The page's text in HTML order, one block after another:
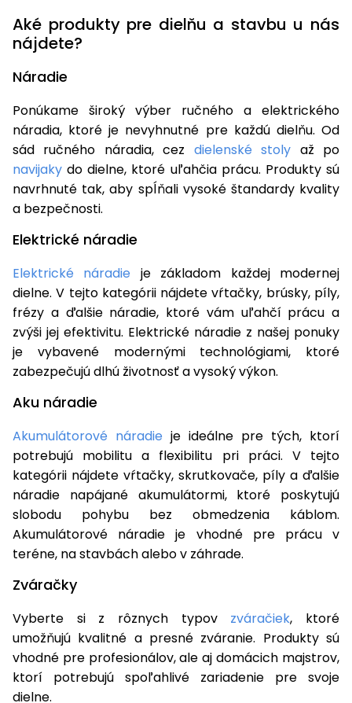
Aké produkty pre dielňu a stavbu u nás
nájdete?
Náradie
Ponúkame široký výber ručného a elektrického
náradia, ktoré je nevyhnutné pre každú dielňu. Od
sád ručného náradia, cez dielenské stoly až po
navijaky do dielne, ktoré uľahčia prácu. Produkty sú
navrhnuté tak, aby spĺňali vysoké štandardy kvality
a bezpečnosti.
Elektrické náradie
Elektrické náradie je základom každej modernej
dielne. V tejto kategórii nájdete vŕtačky, brúsky, píly,
frézy a ďalšie náradie, ktoré vám uľahčí prácu a
zvýši jej efektivitu. Elektrické náradie z našej ponuky
je vybavené modernými technológiami, ktoré
zabezpečujú dlhú životnosť a vysoký výkon.
Aku náradie
Akumulátorové náradie je ideálne pre tých, ktorí
potrebujú mobilitu a flexibilitu pri práci. V tejto
kategórii nájdete vŕtačky, skrutkovače, píly a ďalšie
náradie napájané akumulátormi, ktoré poskytujú
slobodu pohybu bez obmedzenia káblom.
Akumulátorové náradie je vhodné pre prácu v
teréne, na stavbách alebo v záhrade.
Zváračky
Vyberte si z rôznych typov zváračiek, ktoré
umožňujú kvalitné a presné zváranie. Produkty sú
vhodné pre profesionálov, ale aj domácich majstrov,
ktorí potrebujú spoľahlivé zariadenie pre svoje
dielne.